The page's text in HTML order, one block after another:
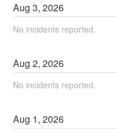
Aug3,2026
No incidents reported.
Aug2,2026
No incidents reported.
Aug 1,2026